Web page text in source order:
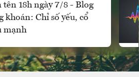
18h ngày 7/8 - Blog
khoán: Chỉ số yếu, cổ
mạnh